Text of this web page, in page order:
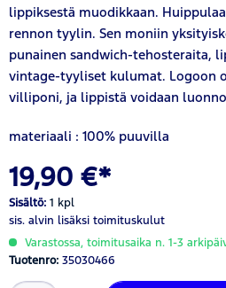
lippiksestä muodikkaan.
rennon tyylin. Sen moniin
punainen sandwich-tehosteraita,
vintage-tyyliset kulumat. Logoon
villiponi, ja lippistä voidaan
materiaali : 100% puuvilla
19,90 €*
Sisältö: 1 kpl
sis. alvin lisäksi toimituskulut
Varastossa, toimitusaika n. 1-3
Tuotenro: 35030466